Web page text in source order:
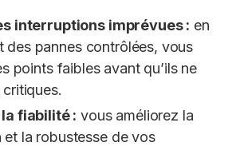
interruptions imprévues : en
des pannes contrôlées, vous
points faibles avant qu’ils ne
fiabilité : vous améliorez la
la robustesse de vos